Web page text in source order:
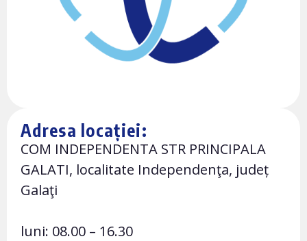
Adresa locației:
COM INDEPENDENTA STR PRINCIPALA
GALATI, localitate Independenţa, județ
Galaţi
luni: 08.00 – 16.30